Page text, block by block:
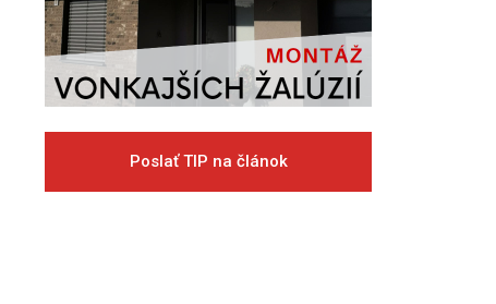
Poslať TIP na článok